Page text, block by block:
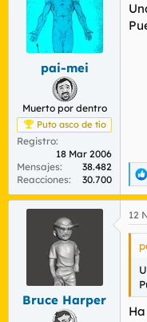
i
o
pai-mei
Muerto por dentro
Puto asco de tío
Registro
18 Mar 2006
Mensajes
38.482
Reacciones
30.700
R
e
a
c
c
s
:
Bruce Harper
12